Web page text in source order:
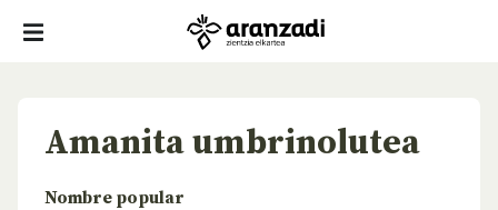
Amanita umbrinolutea
Nombre popular